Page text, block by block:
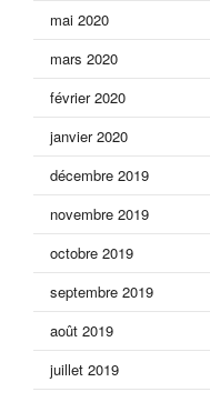
mai 2020
mars 2020
février 2020
janvier 2020
décembre 2019
novembre 2019
octobre 2019
septembre 2019
août 2019
juillet 2019